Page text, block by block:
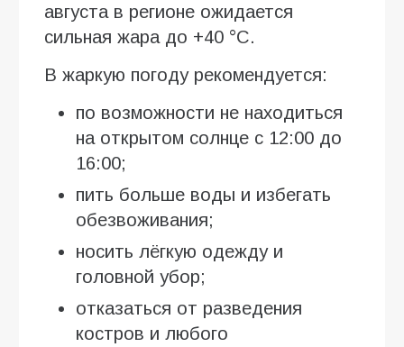
августа в регионе ожидается
сильная жара до +40 °C.
В жаркую погоду рекомендуется:
по возможности не находиться
на открытом солнце с 12:00 до
16:00;
пить больше воды и избегать
обезвоживания;
носить лёгкую одежду и
головной убор;
отказаться от разведения
костров и любого